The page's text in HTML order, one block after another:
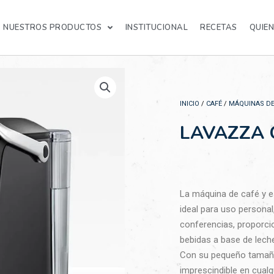
NUESTROS PRODUCTOS INSTITUCIONAL RECETAS
INICIO / CAFÉ / MÁQUINAS
LAVAZZA
La máquina de café y
ideal para uso
conferencias,
bebidas a base de
Con su pequeño
imprescindible en